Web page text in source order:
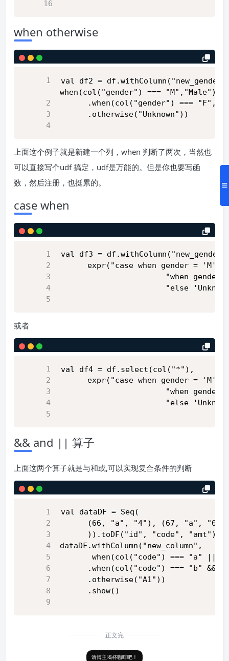
when otherwise
val df2 =
when(col("gender") === "M","Male")
.when(col("gender") ===
      .otherwise("Unknown"))
上面这个例子就是新建一个列，when 判断了两次，当然也
可以直接写个udf 搞定，udf是万能的。但是你也要写函
数，然后注册，也挺累的。
case when
val df3 =
expr("case when gender = 'M'
"when gender
"else
或者
val df4 = df.select(col("*"),
expr("case when gender = 'M'
"when gender
"else
&& and || 算子
上面这两个算子就是与和或,可以实现复合条件的判断
val dataDF = Seq(
(66, "a", "4"), (67, "a",
      )).toDF("id", "code", "amt")
dataDF.withColumn("new_column",
when(col("code") === "a" ||
.when(col("code") === "b" &&
      .otherwise("A1"))
      .show()
正文完
请博主喝杯咖啡吧！